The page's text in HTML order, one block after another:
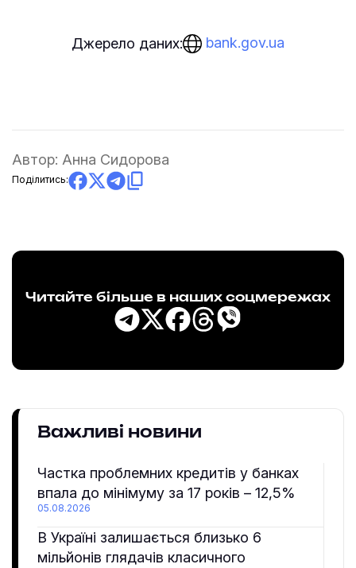
Джерело даних: bank.gov.ua
Автор: Анна Сидорова
Поділитись:
Читайте більше в наших соцмережах
Важливі новини
Частка проблемних кредитів у банках
впала до мінімуму за 17 років – 12,5%
05.08.2026
В Україні залишається близько 6
мільйонів глядачів класичного